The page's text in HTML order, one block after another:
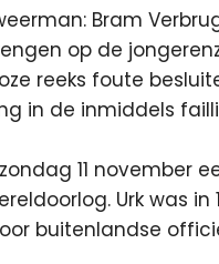
Bram
op de
reeks foute
in de inmiddels
11 november
Urk was
buitenlandse